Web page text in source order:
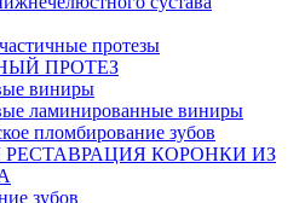
протезы
ПРОТЕЗ
виниры
ламинированные виниры
пломбирование зубов
КОРОНКИ ИЗ
зубов